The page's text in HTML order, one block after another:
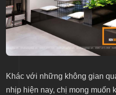
Khác với những không gian
nhịp hiện nay, chị mong muốn